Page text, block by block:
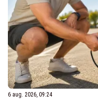
6 aug. 2026, 09:24